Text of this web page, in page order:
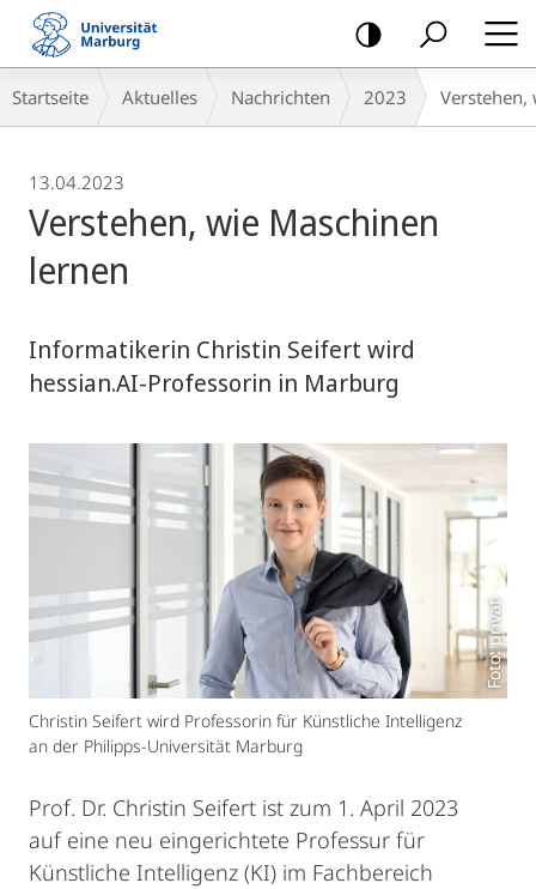
Mobile-
Navigation
Breadcrumb-
Navigation
Startseite Aktuelles Nachrichten 2023 Verstehen,
13.04.2023
Verstehen, wie Maschinen
lernen
Informatikerin Christin Seifert wird
hessian.AI-Professorin in Marburg
Foto: privat
Christin Seifert wird Professorin für Künstliche Intelligenz
an der Philipps-Universität Marburg
Prof. Dr. Christin Seifert ist zum 1. April 2023
auf eine neu eingerichtete Professur für
Künstliche Intelligenz (KI) im Fachbereich